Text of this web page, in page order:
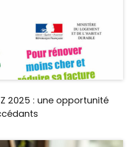
2025 : une opportunité